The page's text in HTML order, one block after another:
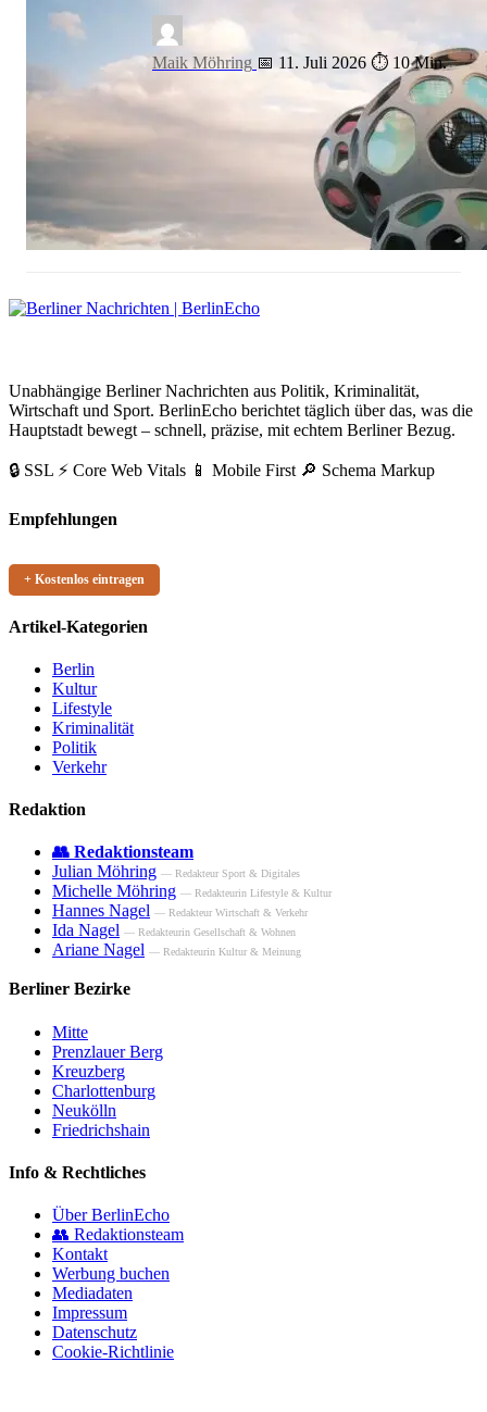
Maik Möhring 📅 11. Juli 2026 ⏱ 10 Min.
Unabhängige Berliner Nachrichten aus Politik, Kriminalität,
Wirtschaft und Sport. BerlinEcho berichtet täglich über das, was die
Hauptstadt bewegt – schnell, präzise, mit echtem Berliner Bezug.
🔒 SSL ⚡ Core Web Vitals 📱 Mobile First 🔎 Schema Markup
Empfehlungen
+ Kostenlos eintragen
Artikel-Kategorien
Berlin
Kultur
Lifestyle
Kriminalität
Politik
Verkehr
Redaktion
👥 Redaktionsteam
Julian Möhring — Redakteur Sport & Digitales
Michelle Möhring — Redakteurin Lifestyle & Kultur
Hannes Nagel — Redakteur Wirtschaft & Verkehr
Ida Nagel — Redakteurin Gesellschaft & Wohnen
Ariane Nagel — Redakteurin Kultur & Meinung
Berliner Bezirke
Mitte
Prenzlauer Berg
Kreuzberg
Charlottenburg
Neukölln
Friedrichshain
Info & Rechtliches
Über BerlinEcho
👥 Redaktionsteam
Kontakt
Werbung buchen
Mediadaten
Impressum
Datenschutz
Cookie-Richtlinie